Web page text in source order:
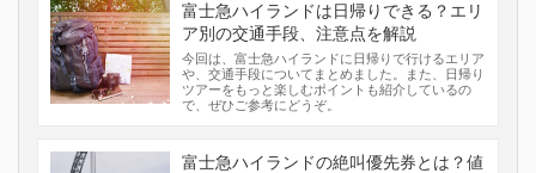
富士急ハイランドは日帰りできる？エリ
ア別の交通手段、注意点を解説
今回は、富士急ハイランドに日帰りで行けるエリア
や、交通手段についてまとめました。また、日帰り
ツアーをもっと楽しむポイントも紹介しているの
で、ぜひご参考にどうぞ。
富士急ハイランドの絶叫優先券とは？値